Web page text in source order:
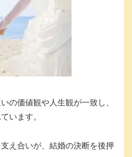
の価値観や人生観が一致し、
います。
え合いが、結婚の決断を後押